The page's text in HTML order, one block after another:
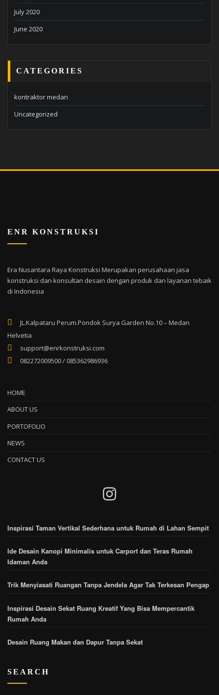
July 2020
June 2020
CATEGORIES
kontraktor medan
Uncategorized
ENR KONSTRUKSI
Era Nusantara Raya Konstruksi Merupakan perusahaan jasa
konstruksi dan konsultan desain dengan produk dan layanan tebaik
di Indonesia
JL.Kalpataru Perum.Pondok Surya Garden No.10 – Medan
Helvetia
support@enrkonstruksi.com
082272009500 / 085362986936
HOME
ABOUT US
PORTOFOLIO
NEWS
CONTACT US
Instagram
Inspirasi Taman Vertikal Sederhana untuk Rumah di Lahan Sempit
Ide Desain Kanopi Minimalis untuk Carport dan Teras Rumah
Idaman Anda
Trik Menyiasati Ruangan Tanpa Jendela Agar Tak Terkesan Pengap
Inspirasi Desain Sekat Ruang Kreatif Yang Bisa Mempercantik
Rumah Anda
Desain Ruang Makan dan Dapur Tanpa Sekat
SEARCH